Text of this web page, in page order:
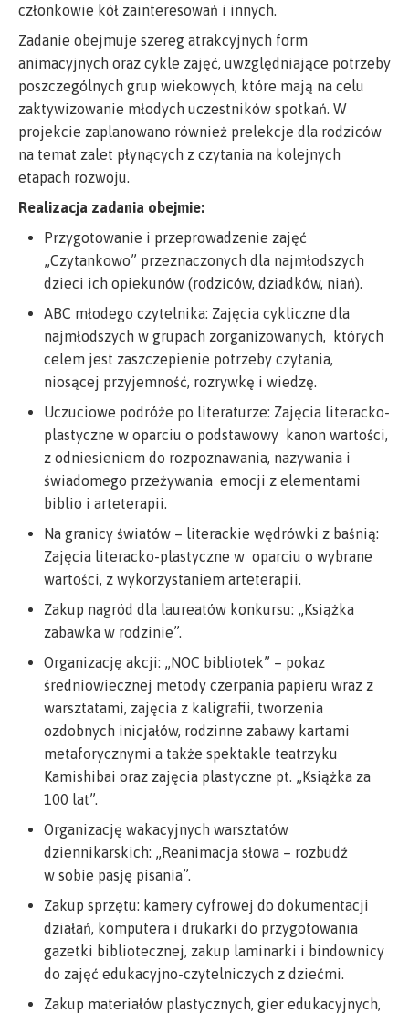
członkowie kół zainteresowań i innych.
Zadanie obejmuje szereg atrakcyjnych form
animacyjnych oraz cykle zajęć, uwzględniające potrzeby
poszczególnych grup wiekowych, które mają na celu
zaktywizowanie młodych uczestników spotkań. W
projekcie zaplanowano również prelekcje dla rodziców
na temat zalet płynących z czytania na kolejnych
etapach rozwoju.
Realizacja zadania obejmie:
Przygotowanie i przeprowadzenie zajęć
„Czytankowo” przeznaczonych dla najmłodszych
dzieci ich opiekunów (rodziców, dziadków, niań).
ABC młodego czytelnika: Zajęcia cykliczne dla
najmłodszych w grupach zorganizowanych, których
celem jest zaszczepienie potrzeby czytania,
niosącej przyjemność, rozrywkę i wiedzę.
Uczuciowe podróże po literaturze: Zajęcia literacko-
plastyczne w oparciu o podstawowy kanon wartości,
z odniesieniem do rozpoznawania, nazywania i
świadomego przeżywania emocji z elementami
biblio i arteterapii.
Na granicy światów – literackie wędrówki z baśnią:
Zajęcia literacko-plastyczne w oparciu o wybrane
wartości, z wykorzystaniem arteterapii.
Zakup nagród dla laureatów konkursu: „Książka
zabawka w rodzinie”.
Organizację akcji: „NOC bibliotek” – pokaz
średniowiecznej metody czerpania papieru wraz z
warsztatami, zajęcia z kaligrafii, tworzenia
ozdobnych inicjałów, rodzinne zabawy kartami
metaforycznymi a także spektakle teatrzyku
Kamishibai oraz zajęcia plastyczne pt. „Książka za
100 lat”.
Organizację wakacyjnych warsztatów
dziennikarskich: „Reanimacja słowa – rozbudź
w sobie pasję pisania”.
Zakup sprzętu: kamery cyfrowej do dokumentacji
działań, komputera i drukarki do przygotowania
gazetki bibliotecznej, zakup laminarki i bindownicy
do zajęć edukacyjno-czytelniczych z dziećmi.
Zakup materiałów plastycznych, gier edukacyjnych,